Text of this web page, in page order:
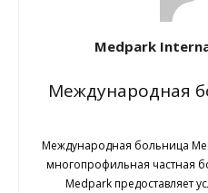
Medpark
Международная
Международная больница
многопрофильная частная
Medpark предоставляет